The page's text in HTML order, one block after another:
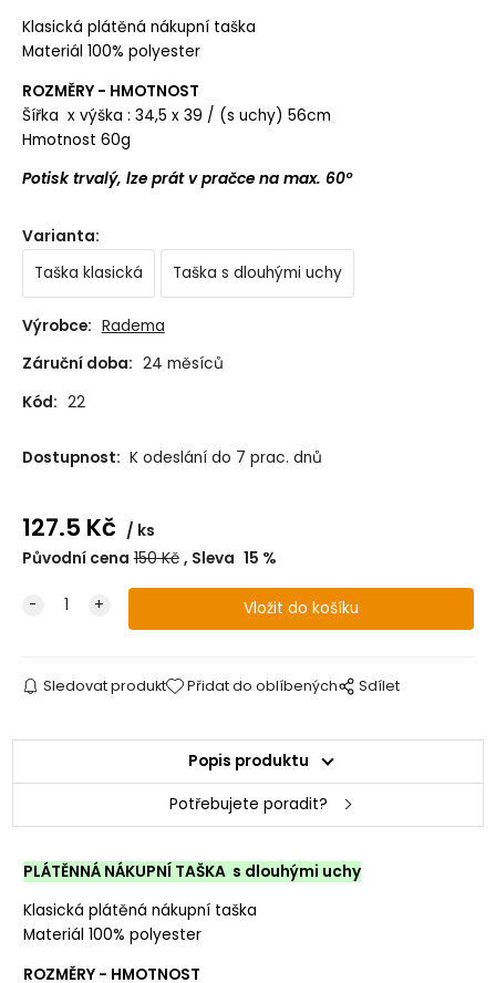
Klasická plátěná nákupní taška
Materiál 100% polyester
ROZMĚRY - HMOTNOST
Šířka x výška : 34,5 x 39 / (s uchy) 56cm
Hmotnost 60g
Potisk trvalý, lze prát v pračce na max. 60°
Varianta:
Taška klasická
Taška s dlouhými uchy
Výrobce: Radema
Záruční doba: 24 měsíců
Kód: 22
Dostupnost: K odeslání do 7 prac. dnů
127.5 Kč
ks
Původní cena 150Kč Sleva 15 %
Sledovat produkt Přidat do oblíbených Sdílet
Popis produktu
Potřebujete poradit?
PLÁTĚNNÁ NÁKUPNÍ TAŠKA s dlouhými uchy
Klasická plátěná nákupní taška
Materiál 100% polyester
ROZMĚRY - HMOTNOST